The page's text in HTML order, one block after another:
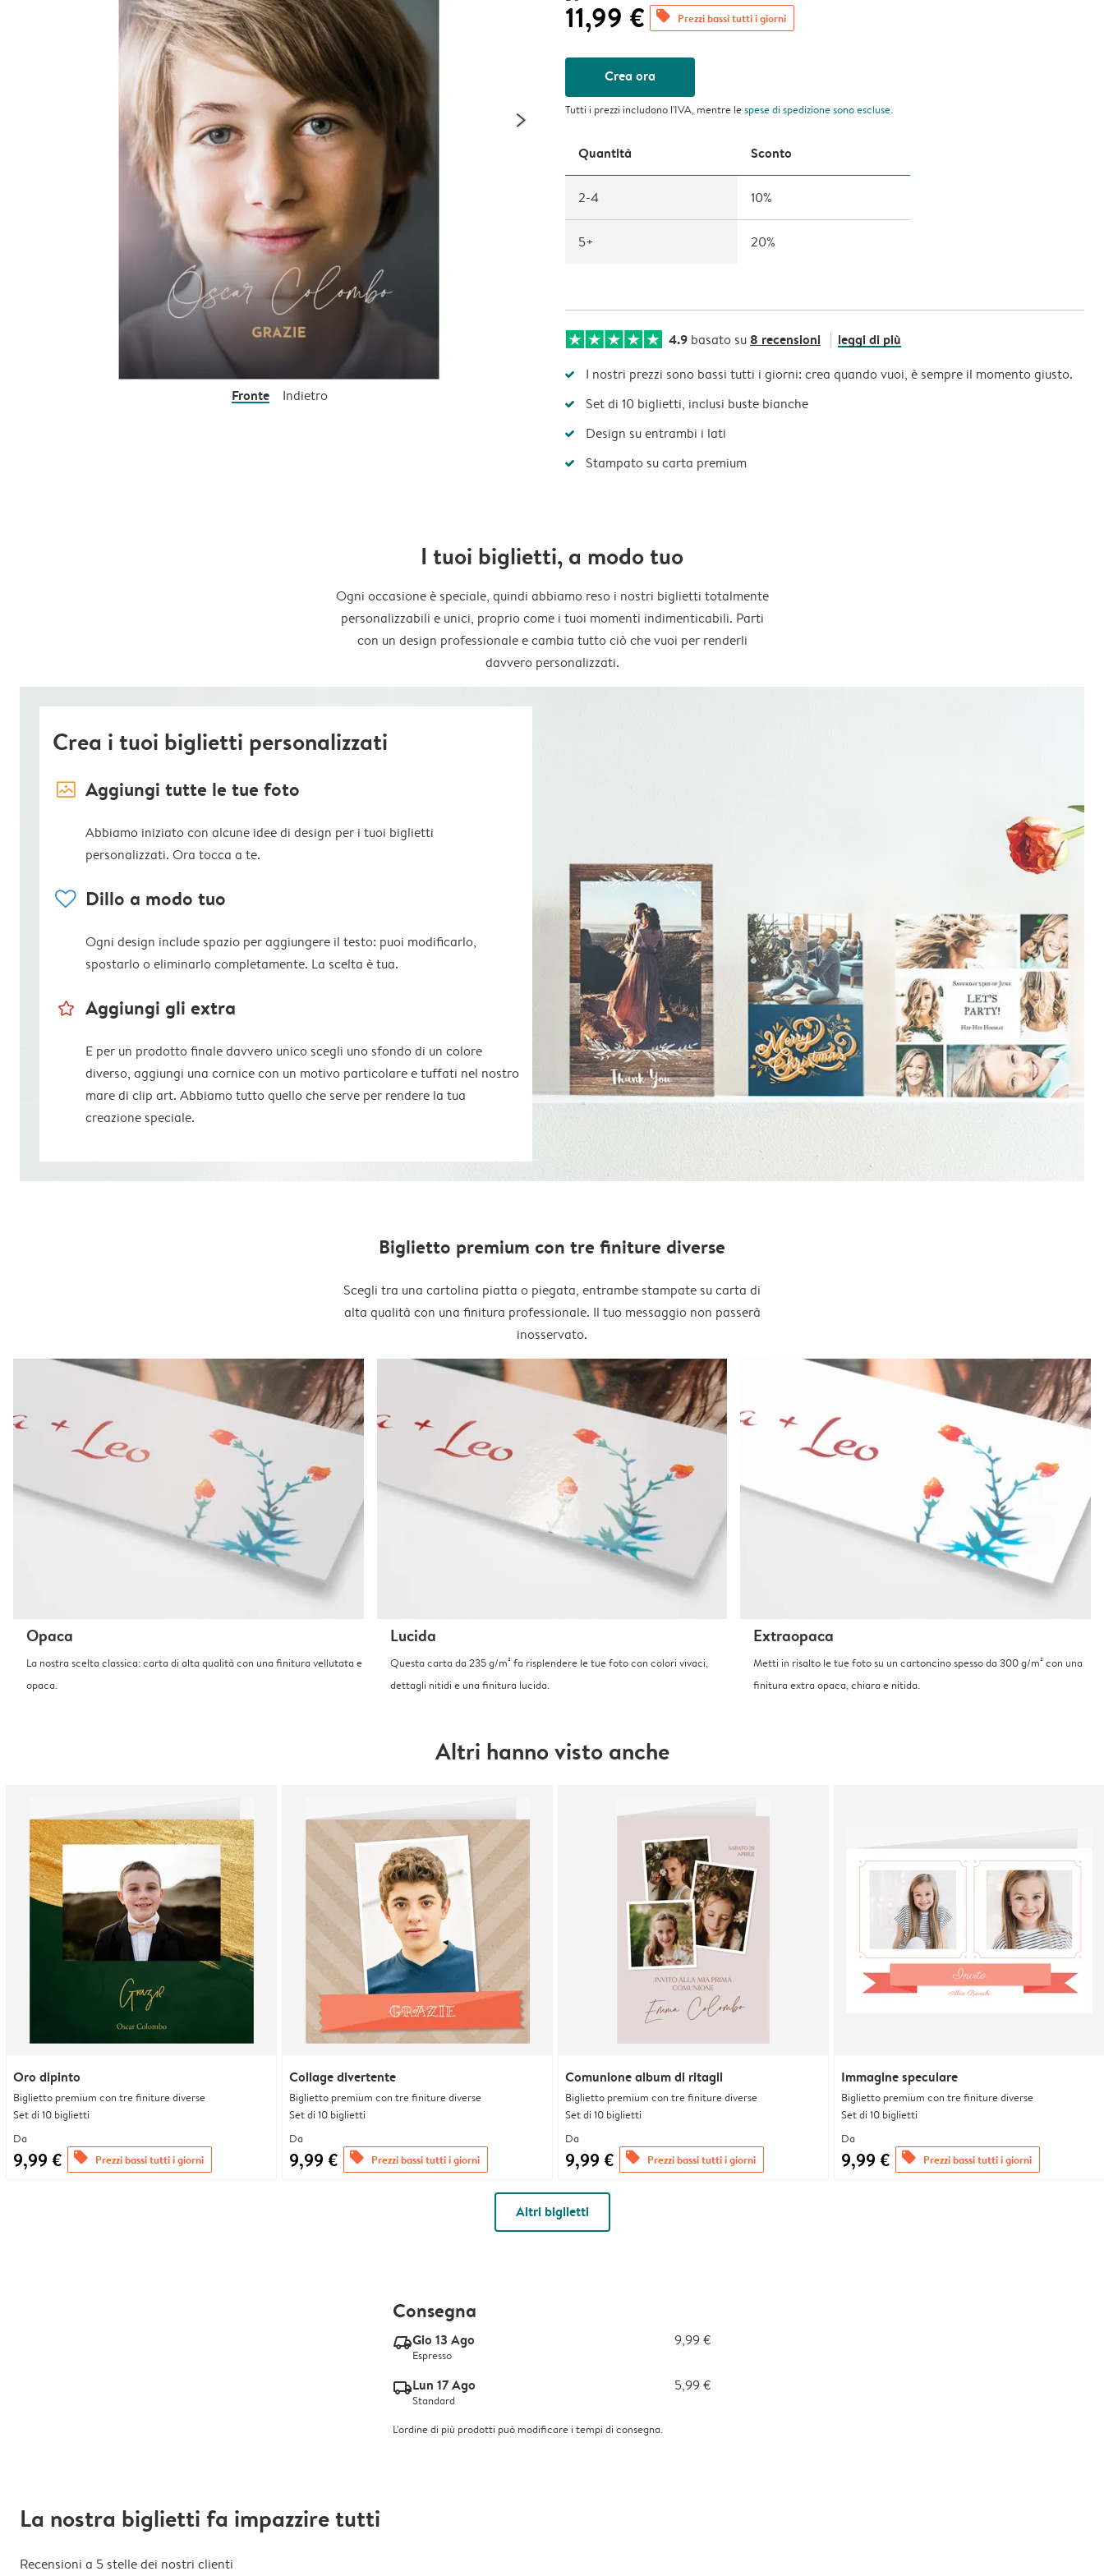
Fronte Indietro
11,99 € offers Prezzi bassi tutti i giorni
Crea ora
Tutti i prezzi includono l'IVA, mentre lespese di spedizionesono escluse.
Quantità Sconto
2-4 10%
5+ 20%
4.9 basato su 8 recensioni leggi di più
I nostri prezzi sono bassi tutti i giorni: crea quando vuoi, è sempre il momento giusto.
Set di 10 biglietti, inclusi buste bianche
Design su entrambi i lati
Stampato su carta premium
I tuoi biglietti, a modo tuo
Ogni occasione è speciale, quindi abbiamo reso i nostri biglietti totalmente
personalizzabili e unici, proprio come i tuoi momenti indimenticabili. Parti
con un design professionale e cambia tutto ciò che vuoi per renderli
davvero personalizzati.
Crea i tuoi biglietti personalizzati
image_placeholder Aggiungi tutte le tue foto
Abbiamo iniziato con alcune idee di design per i tuoi biglietti
personalizzati. Ora tocca a te.
heart Dillo a modo tuo
Ogni design include spazio per aggiungere il testo: puoi modificarlo,
spostarlo o eliminarlo completamente. La scelta è tua.
star_outline Aggiungi gli extra
E per un prodotto finale davvero unico scegli uno sfondo di un colore
diverso, aggiungi una cornice con un motivo particolare e tuffati nel nostro
mare di clip art. Abbiamo tutto quello che serve per rendere la tua
creazione speciale.
Biglietto premium con tre finiture diverse
Scegli tra una cartolina piatta o piegata, entrambe stampate su carta di
alta qualità con una finitura professionale. Il tuo messaggio non passerà
inosservato.
Opaca
La nostra scelta classica: carta di alta qualità con una finitura vellutata e
opaca.
Lucida
Questa carta da 235 g/m² fa risplendere le tue foto con colori vivaci,
dettagli nitidi e una finitura lucida.
Extraopaca
Metti in risalto le tue foto su un cartoncino spesso da 300 g/m² con una
finitura extra opaca, chiara e nitida.
Altri hanno visto anche
Oro dipinto
Biglietto premium con tre finiture diverse
Set di 10 biglietti
Da
9,99 € offers Prezzi bassi tutti i giorni
Collage divertente
Biglietto premium con tre finiture diverse
Set di 10 biglietti
Da
9,99 € offers Prezzi bassi tutti i giorni
Comunione album di ritagli
Biglietto premium con tre finiture diverse
Set di 10 biglietti
Da
9,99 € offers Prezzi bassi tutti i giorni
Immagine speculare
Biglietto premium con tre finiture diverse
Set di 10 biglietti
Da
9,99 € offers Prezzi bassi tutti i giorni
Altri biglietti
Consegna
delivery_express_v2Gio 13 Ago 9,99 €
Espresso
delivery_standard_v2Lun 17 Ago 5,99 €
Standard
L'ordine di più prodotti può modificare i tempi di consegna.
La nostra biglietti fa impazzire tutti
Recensioni a 5 stelle dei nostri clienti